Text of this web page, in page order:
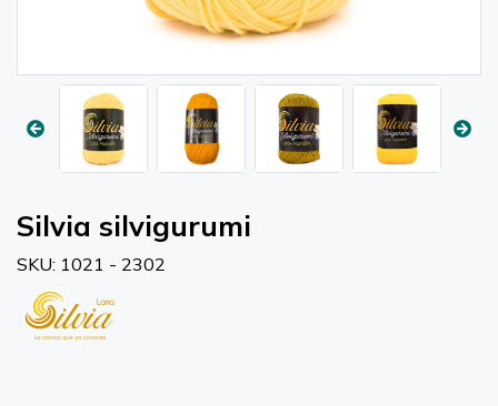
Silvia silvigurumi
SKU: 1021 - 2302